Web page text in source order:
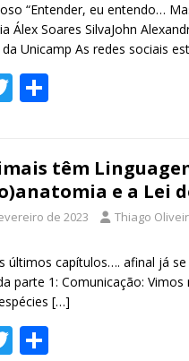
“Entender, eu entendo…
Álex Soares SilvaJohn
Unicamp As redes sociais
T
er e
têm
e a Lei
de 2023
Thiago
últimos capítulos…. afinal já
parte 1: Comunicação:
[…]
T